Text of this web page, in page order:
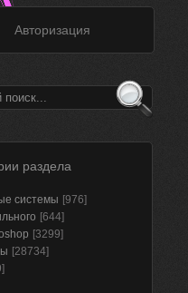
Авторизация
раздела
системы [976]
[644]
[3299]
[28734]